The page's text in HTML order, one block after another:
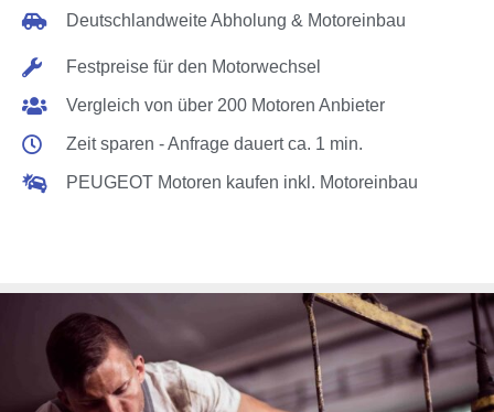
Deutschlandweite Abholung & Motoreinbau
Festpreise für den Motorwechsel
Vergleich von über 200 Motoren Anbieter
Zeit sparen - Anfrage dauert ca. 1 min.
PEUGEOT Motoren kaufen inkl. Motoreinbau